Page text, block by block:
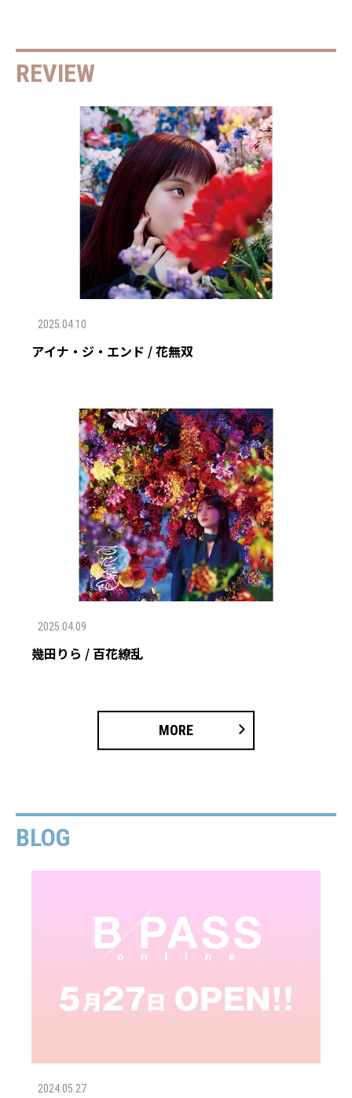
REVIEW
2025.04.10
アイナ・ジ・エンド / 花無双
2025.04.09
幾田りら / 百花繚乱
MORE
BLOG
2024.05.27